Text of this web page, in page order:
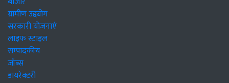
ग्रामीण उद्द्योग
सरकारी योजनाएं
लाइफ स्टाइल
सम्पादकीय
जॉब्स
डायरेक्टरी